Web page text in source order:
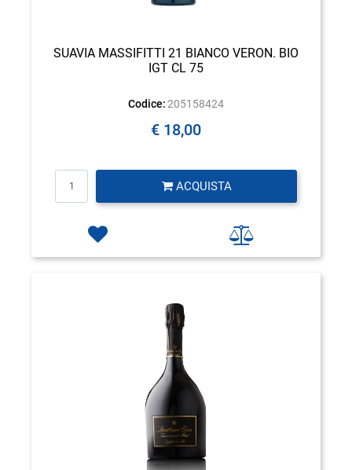
SUAVIA MASSIFITTI 21 BIANCO VERON. BIO
IGT CL 75
Codice: 205158424
€ 18,00
ACQUISTA